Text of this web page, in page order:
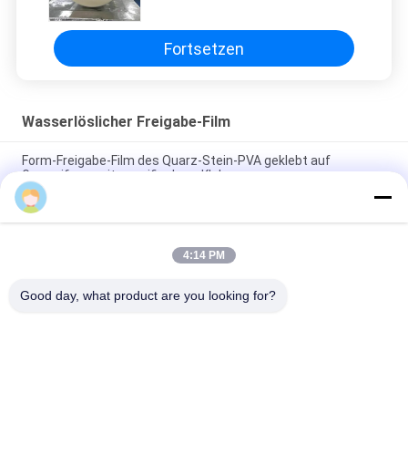
2200mmx1000mx30um
Fortsetzen
Wasserlöslicher Freigabe-Film
Form-Freigabe-Film des Quarz-Stein-PVA geklebt auf
Gummiform mit spezifischem Kleber
1850mmx1000mx38micron PVA-Auslösungsfolie für
Quarzsteinscheiben
1840mmx1000mx30micron PVA-Wasserlöslicher Freisetzfilm
4:14 PM
Good day, what product are you looking for?